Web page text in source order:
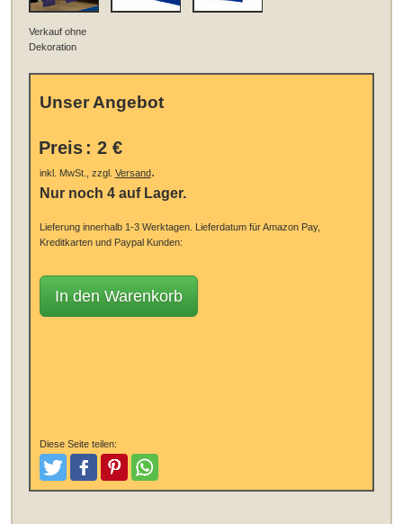
Verkauf ohne
Dekoration
Unser Angebot
Preis : 2 €
inkl. MwSt., zzgl. Versand.
Nur noch 4 auf Lager.
Lieferung innerhalb 1-3 Werktagen. Lieferdatum für Amazon Pay,
Kreditkarten und Paypal Kunden:
In den Warenkorb
Diese Seite teilen:
TweetenPostenPinterestTeilen